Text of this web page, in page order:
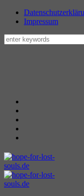
Impressum